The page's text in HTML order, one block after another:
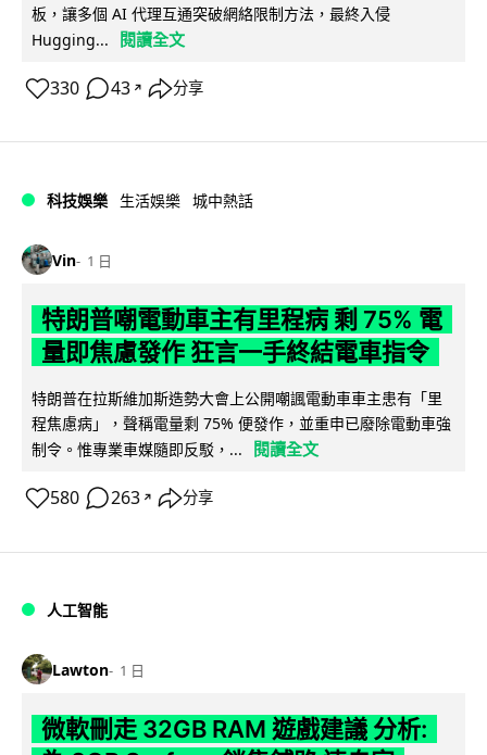
板，讓多個 AI 代理互通突破網絡限制方法，最終入侵
Hugging...
閱讀全文
330 43 ↗ 分享
科技娛樂 生活娛樂 城中熱話
Vin 1 日
特朗普嘲電動車主有里程病 剩 75% 電
量即焦慮發作 狂言一手終結電車指令
特朗普在拉斯維加斯造勢大會上公開嘲諷電動車車主患有「里
程焦慮病」，聲稱電量剩 75% 便發作，並重申已廢除電動車強
制令。惟專業車媒隨即反駁，...
閱讀全文
580 263 ↗ 分享
人工智能
Lawton 1 日
微軟刪走 32GB RAM 遊戲建議 分析: